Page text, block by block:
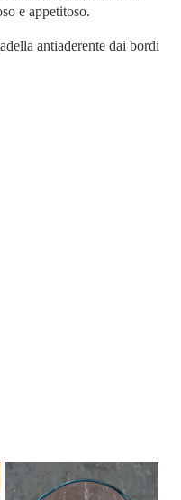
e appetitoso.
antiaderente dai bordi